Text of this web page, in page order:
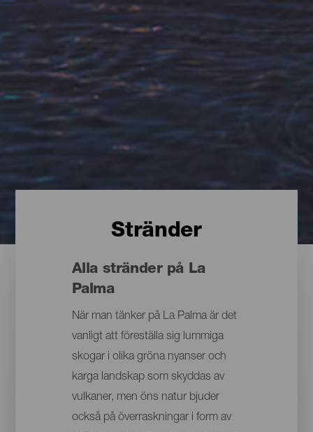
Stränder
Alla stränder på La
Palma
När man tänker på La Palma är det
vanligt att föreställa sig lummiga
skogar i olika gröna nyanser och
karga landskap som skyddas av
vulkaner, men öns natur bjuder
också på överraskningar i form av